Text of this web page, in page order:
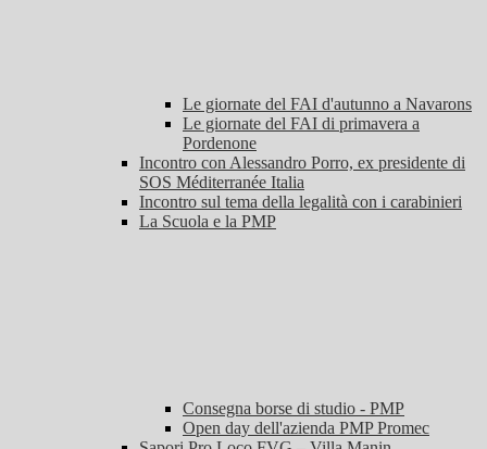
Le giornate del FAI d'autunno a Navarons
Le giornate del FAI di primavera a
Pordenone
Incontro con Alessandro Porro, ex presidente di
SOS Méditerranée Italia
Incontro sul tema della legalità con i carabinieri
La Scuola e la PMP
Consegna borse di studio - PMP
Open day dell'azienda PMP Promec